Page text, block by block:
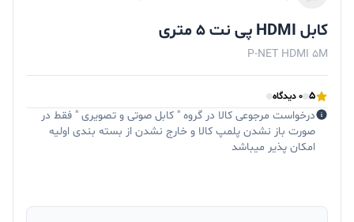
کابل HDMI پی نت 5 متری
P-NET HDMI 5M
5 0 دیدگاه
درخواست مرجوعی کالا در گروه " کابل صوتی و تصویری " فقط در
صورت باز نشدن پلمپ کالا و خارج نشدن از بسته بندی اولیه
امکان پذیر میباشد